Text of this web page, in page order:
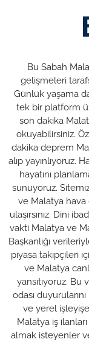
Bu Sabah
gelişmeleri
Günlük yaşama
tek bir platform
son dakika
okuyabilirsiniz.
dakika deprem
alıp yayınlıyoruz.
hayatını
sunuyoruz.
ve Malatya
ulaşırsınız. Dini
vakti Malatya ve
Başkanlığı
piyasa takipçileri
ve Malatya
yansıtıyoruz.
odası
ve yerel işleyişe
Malatya iş
almak isteyenler